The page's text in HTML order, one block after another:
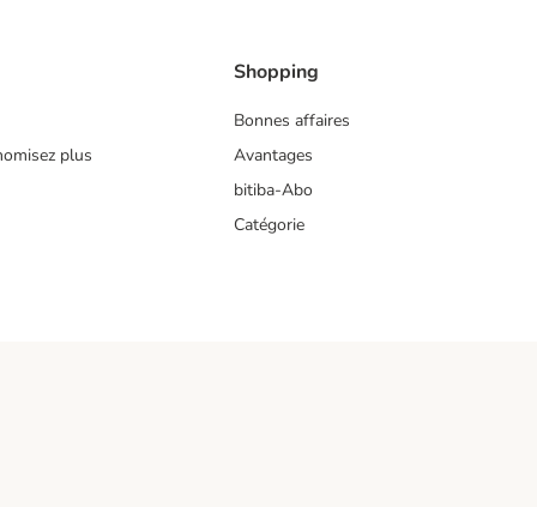
plus
Shopping
Bonnes affaires
Avantages
bitiba-Abo
Catégorie